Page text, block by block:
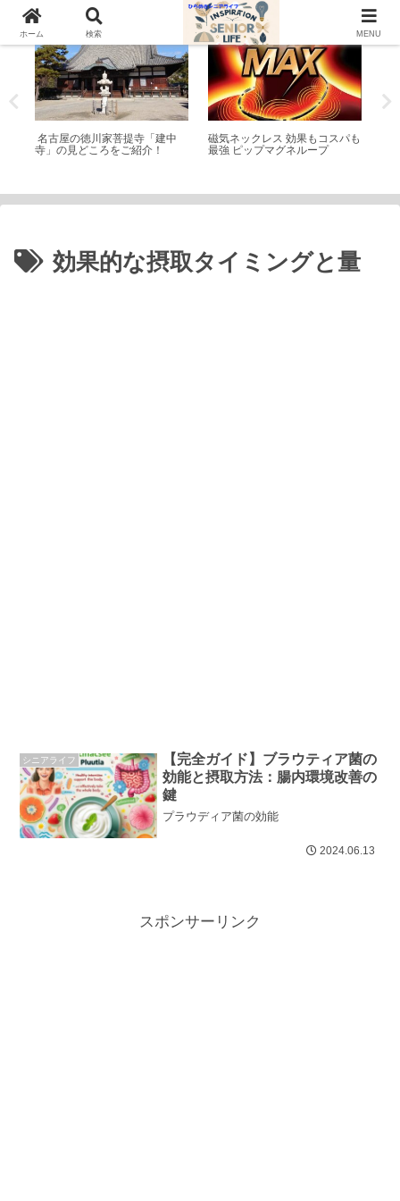
神社仏閣
名古屋の徳川家菩提寺「建中
寺」の見どころをご紹介！
シニアライフ
磁気ネックレス 効果もコスパも
最強 ピップマグネループ
効果的な摂取タイミングと量
シニアライフ
【完全ガイド】ブラウティア菌の
効能と摂取方法：腸内環境改善の
鍵
プラウディア菌の効能
2024.06.13
スポンサーリンク
ホーム 検索 MENU